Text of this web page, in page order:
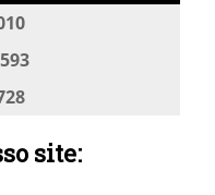
site: